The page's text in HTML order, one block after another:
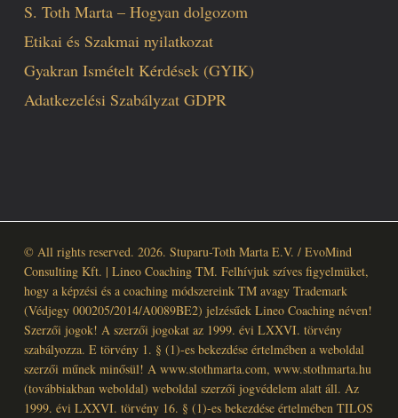
S. Toth Marta – Hogyan dolgozom
Etikai és Szakmai nyilatkozat
Gyakran Ismételt Kérdések (GYIK)
Adatkezelési Szabályzat GDPR
© All rights reserved. 2026. Stuparu-Toth Marta E.V. / EvoMind
Consulting Kft. | Lineo Coaching TM. Felhívjuk szíves figyelmüket,
hogy a képzési és a coaching módszereink TM avagy Trademark
(Védjegy 000205/2014/A0089BE2) jelzésűek Lineo Coaching néven!
Szerzői jogok! A szerzői jogokat az 1999. évi LXXVI. törvény
szabályozza. E törvény 1. § (1)-es bekezdése értelmében a weboldal
szerzői műnek minősül! A www.stothmarta.com, www.stothmarta.hu
(továbbiakban weboldal) weboldal szerzői jogvédelem alatt áll. Az
1999. évi LXXVI. törvény 16. § (1)-es bekezdése értelmében TILOS